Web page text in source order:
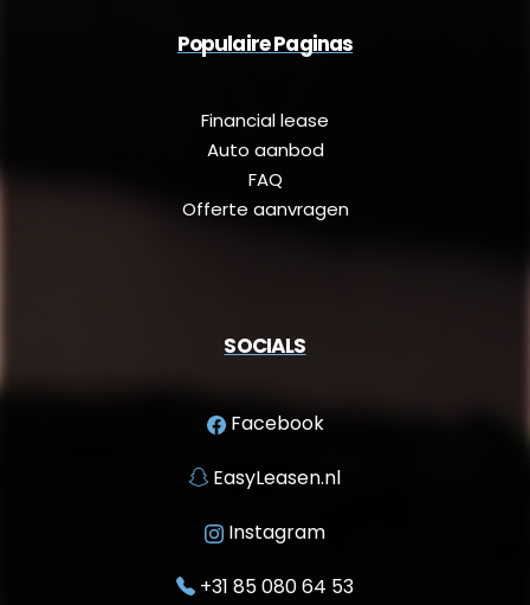
Populaire Paginas
Financial lease
Auto aanbod
FAQ
Offerte aanvragen
SOCIALS
Facebook
EasyLeasen.nl
Instagram
+31 85 080 64 53